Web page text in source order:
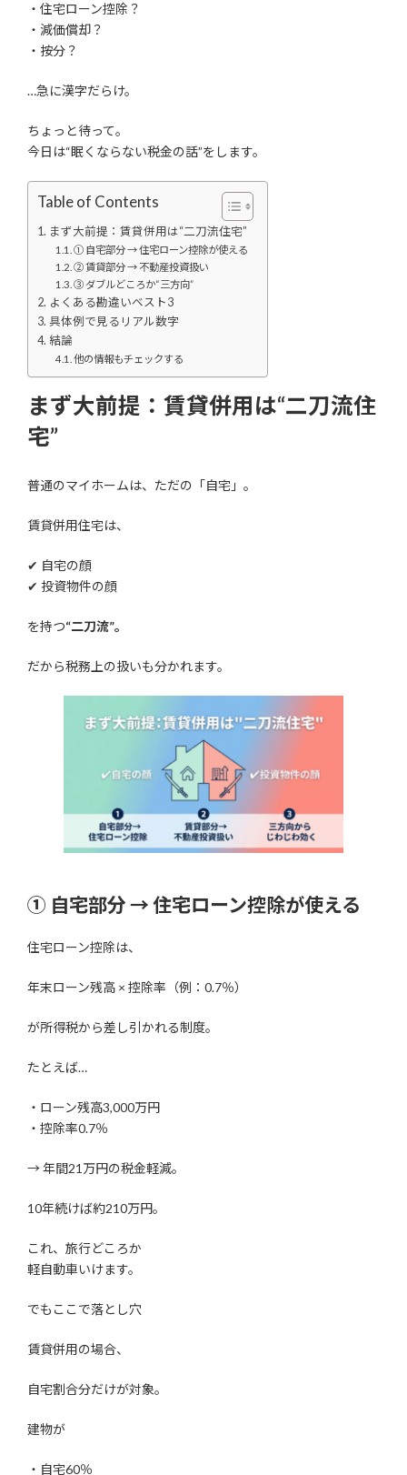
・住宅ローン控除？
・減価償却？
・按分？
…急に漢字だらけ。
ちょっと待って。
今日は“眠くならない税金の話”をします。
Table of Contents
まず大前提：賃貸併用は“二刀流住宅”
① 自宅部分 → 住宅ローン控除が使える
② 賃貸部分 → 不動産投資扱い
③ ダブルどころか“三方向”
よくある勘違いベスト3
具体例で見るリアル数字
結論
他の情報もチェックする
まず大前提：賃貸併用は“二刀流住
宅”
普通のマイホームは、ただの「自宅」。
賃貸併用住宅は、
✔ 自宅の顔
✔ 投資物件の顔
を持つ“二刀流”。
だから税務上の扱いも分かれます。
① 自宅部分 → 住宅ローン控除が使える
住宅ローン控除は、
年末ローン残高 × 控除率（例：0.7％）
が所得税から差し引かれる制度。
たとえば…
・ローン残高3,000万円
・控除率0.7％
→ 年間21万円の税金軽減。
10年続けば約210万円。
これ、旅行どころか
軽自動車いけます。
でもここで落とし穴
賃貸併用の場合、
自宅割合分だけが対象。
建物が
・自宅60％